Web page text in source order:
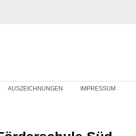
AUSZEICHNUNGEN IMPRESSUM